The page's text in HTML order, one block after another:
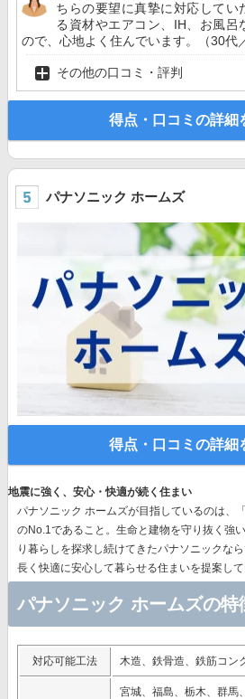
ちらの要望に真摯に対応してい
る資材やエアコン、IH、お風呂
ので、心地よく住んでいます。（30代
その他の口コミ・評判
得点・口コミの詳細
パナソニック ホームズ
得点・口コミの詳細
地震に強く、安心・快適が続く住まい
パナソニック ホームズが目指しているのは、
のNo.1であること。生命と建物を守り抜く強い
り暮らしを探求し続けてきたパナソニックな
長く快適に安心して暮らせる住まいを提案して
パナソニック ホームズの特
対応可能工法 木造、鉄骨造、鉄筋コン
宮城、福島、栃木、群馬